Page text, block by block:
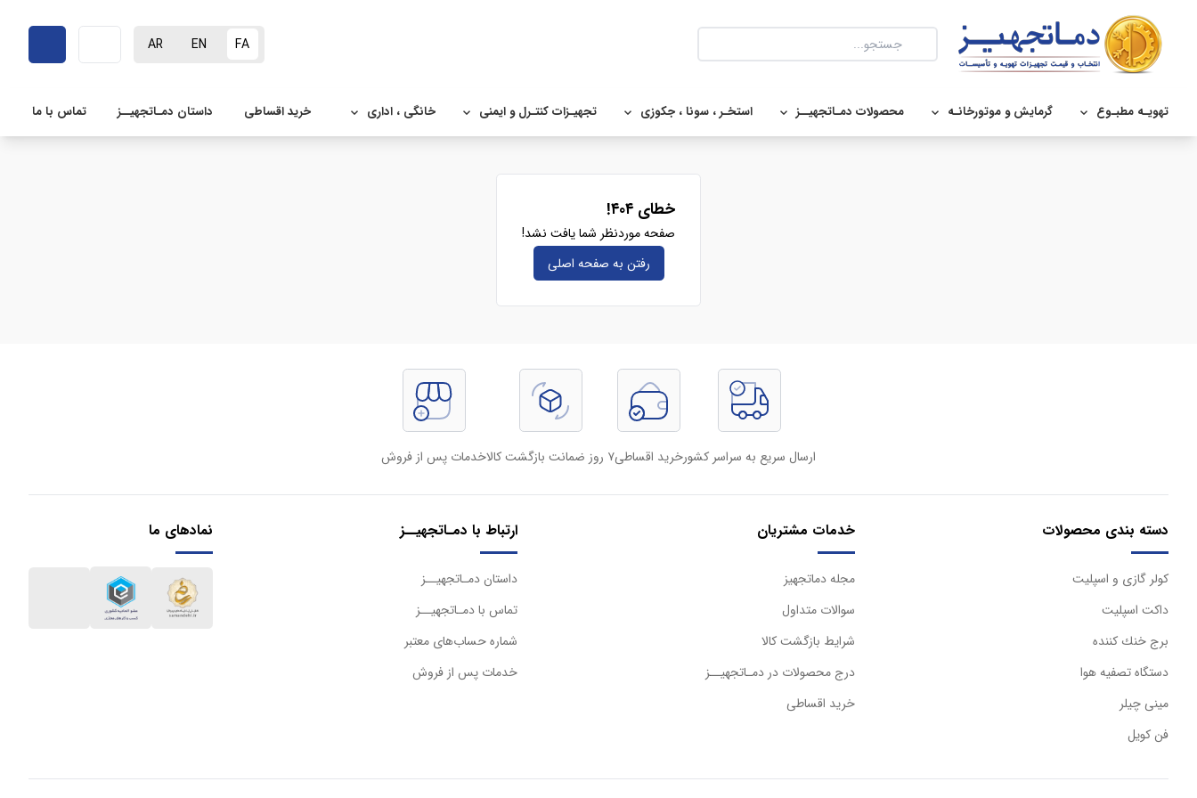
FA
EN
AR
تهویـه مطبـوع گرمایش و موتورخانـه محصولات دمـاتجهیــز استخـر ، سونا ، جکوزی تجهیـزات کنتـرل و ایمنی خانگی ، اداری خرید اقساطی داستان دمـاتجهیــز تماس با ما
خطای ۴۰۴!
صفحه موردنظر شما یافت نشد!
رفتن به صفحه‌ اصلی
ارسال سریع به سراسر کشورخرید اقساطی۷ روز ضمانت بازگشت کالا خدمات پس از فروش
دسته بندی محصولات
كولر گازی و اسپليت
داكت اسپليت
برج خنك كننده
دستگاه تصفيه هوا
مینی چیلر
فن کویل
خدمات مشتریان
مجله دماتجهیز
سوالات متداول
شرایط بازگشت کالا
درج محصولات در دمـاتجهیــز
خرید اقساطی
ارتباط با دمـاتجهیــز
داستان دمـاتجهیــز
تماس با دمـاتجهیــز
شماره حساب‌های معتبر
خدمات پس از فروش
نمادهای ما